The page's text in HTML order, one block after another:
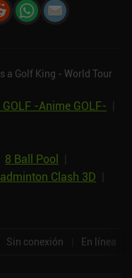
a Golf King - World Tour
GOLF -Anime GOLF-
8 Ball Pool
Clash 3D
Sin conexión En línea